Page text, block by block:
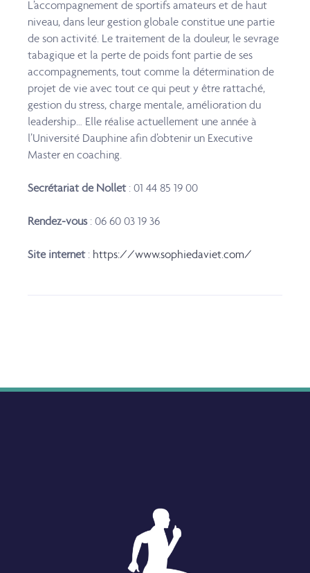
L’accompagnement de sportifs amateurs et de haut
niveau, dans leur gestion globale constitue une partie
de son activité. Le traitement de la douleur, le sevrage
tabagique et la perte de poidsfont partie de ses
accompagnements, tout comme la détermination de
projet de vie avec toutce qui peut y être rattaché,
gestion du stress, charge mentale, amélioration du
leadership… Elle réalise actuellement une année à
l’Université Dauphine afin d’obtenir un Executive
Master en coaching.
Secrétariat de Nollet :01 44 85 19 00
Rendez-vous:06 60 03 19 36
Site internet: https://www.sophiedaviet.com/